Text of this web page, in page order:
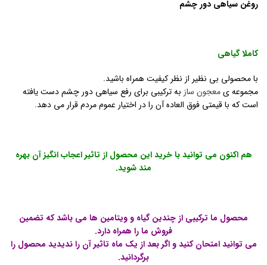
روغن سیاهی دور چشم
کاملا گیاهی
با محصولی بی نظیر از نظر کیفیت همراه باشید.
مجموعه یمعجون ساز به ترکیبی برای رفع سیاهی دور چشم دست یافته
است که با قیمتی فوق العاده آن را در اختیار عموم مردم قرار می دهد.
هم اکنون می توانید با خرید این محصول از تاثیر اعجاب انگیز آن بهره
مند شوید.
محصول ما ترکیبی از چندین گیاه و ویتامین ها می باشد که تضمین
فروش ما را همراه دارد.
می توانید امتحان کنید و اگر بعد از یک ماه تاثیر آن را ندیدید محصول را
برگردانید.